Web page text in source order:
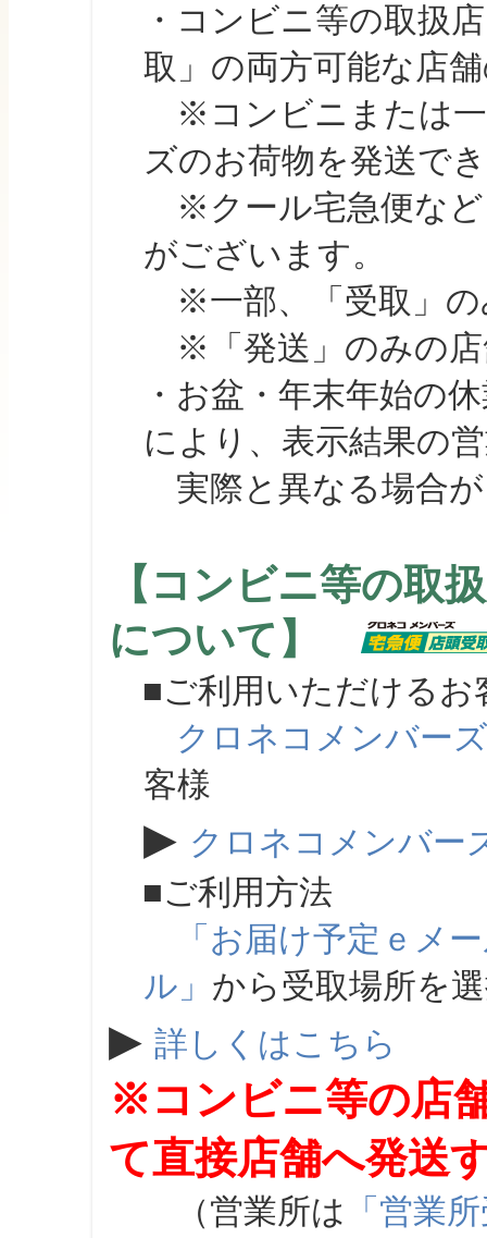
・コンビニ等の取扱
取」の両方可能な店
※コンビニまたは一
ズのお荷物を発送で
※クール宅急便など
がございます。
※一部、「受取」の
※「発送」のみの店
・お盆・年末年始の
により、表示結果の
実際と異なる場合が
【コンビニ等の取
について】
■ご利用いただけるお
クロネコメンバーズ
客様
▶ クロネコメンバー
■ご利用方法
「お届け予定ｅメ
ル」 から受取場所を
▶ 詳しくはこちら
※コンビニ等の店
て直接店舗へ発送
（営業所は 「営業